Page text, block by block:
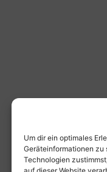
Um dir ein optimales
Geräteinformationen zu
Technologien